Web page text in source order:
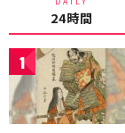
24時間
1